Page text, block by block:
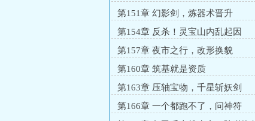
第151章 幻影剑，炼器术晋升
第154章 反杀！灵宝山内乱起因
第157章 夜市之行，改形换貌
第160章 筑基就是资质
第163章 压轴宝物，千星斩妖剑
第166章 一个都跑不了，问神符